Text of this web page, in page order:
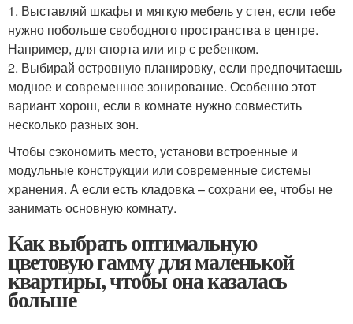
1. Выставляй шкафы и мягкую мебель у стен, если тебе
нужно побольше свободного пространства в центре.
Например, для спорта или игр с ребенком.
2. Выбирай островную планировку, если предпочитаешь
модное и современное зонирование. Особенно этот
вариант хорош, если в комнате нужно совместить
несколько разных зон.
Чтобы сэкономить место, установи встроенные и
модульные конструкции или современные системы
хранения. А если есть кладовка – сохрани ее, чтобы не
занимать основную комнату.
Как выбрать оптимальную
цветовую гамму для маленькой
квартиры, чтобы она казалась
больше